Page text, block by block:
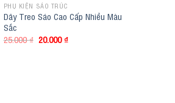
PHỤ KIỆN SÁO TRÚC
Dây Treo Sáo Cao Cấp Nhiều Màu
Sắc
25.000₫ Original
price
20.000₫Current